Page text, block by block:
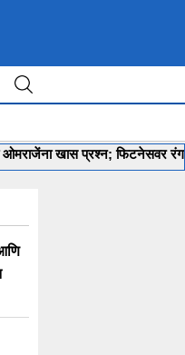
खास प्रश्न; फिटनेसवर रंगली